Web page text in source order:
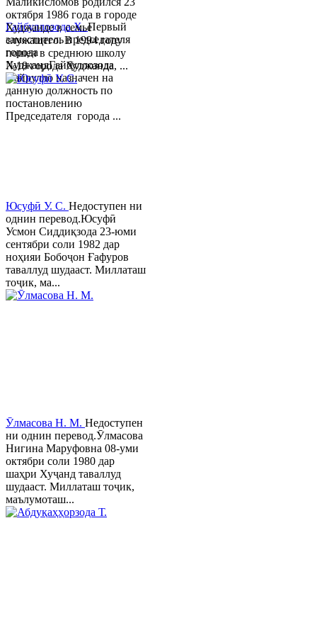
Гайбуллозода Х.Первый
заместитель председателя
города
ХуджандГайбуллозода
Хайрулло назначен на
данную должность по
постановлению
Председателя города ...
октября 1986 года в городе
Худжанде в семье
служащего. В 1994 году
пошел в среднюю школу
№18 города Худжанда, ...
Юсуфӣ У. C. Недоступен ни
однин перевод.Юсуфӣ
Усмон Сиддиқзода 23-юми
сентябри соли 1982 дар
ноҳияи Бобоҷон Ғафуров
таваллуд шудааст. Миллаташ
тоҷик, ма...
Ӯлмасова Н. М. Недоступен
ни однин перевод.Ӯлмасова
Нигина Маруфовна 08-уми
октябри соли 1980 дар
шаҳри Хуҷанд таваллуд
шудааст. Миллаташ тоҷик,
маълумоташ...